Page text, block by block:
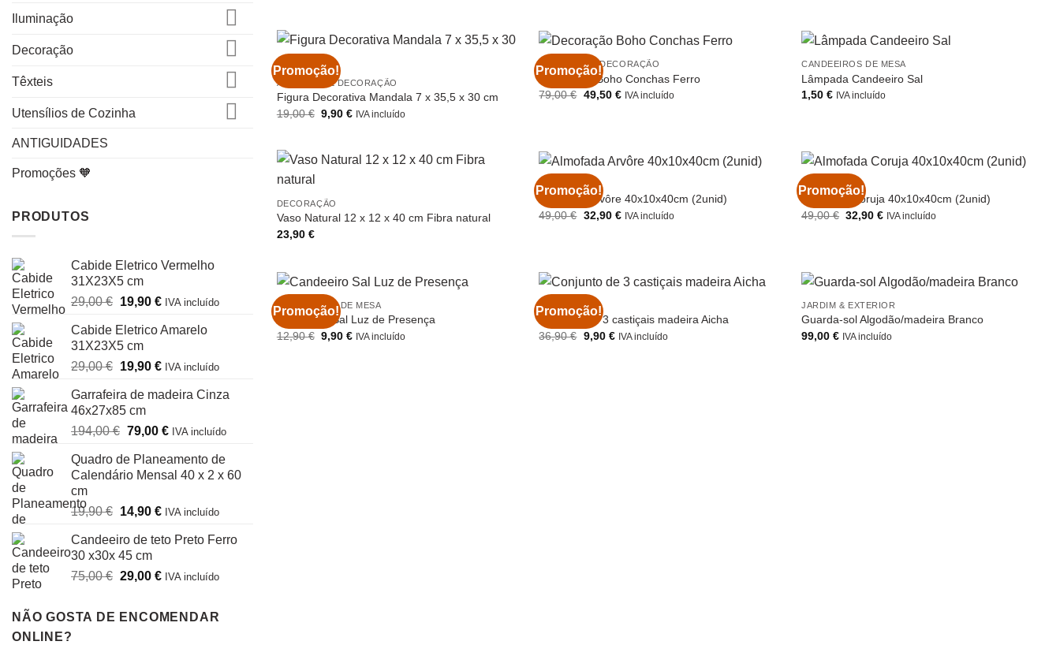
Iluminação
Decoração
Têxteis
Utensílios de Cozinha
ANTIGUIDADES
Promoções 🧡
PRODUTOS
Cabide Eletrico Vermelho
31X23X5 cm
29,00€ O
original
era:
29,00 €.
19,90 €O
atual
19,90 €.
IVA incluído
Cabide Eletrico Amarelo
31X23X5 cm
29,00€ O
original
era:
29,00 €.
19,90 €O
atual
19,90 €.
IVA incluído
Garrafeira de madeira Cinza
46x27x85 cm
194,00€ O
original
era:
79,00 €O
atual
é:
IVA incluído
Quadro de Planeamento de
Calendário Mensal 40 x 2 x 60
cm
19,90€ O
original
era:
19,90 €.
14,90 €O
atual
14,90 €.
IVA incluído
Candeeiro de teto Preto Ferro
30 x30x 45 cm
75,00€ O
era:
29,00 €O
é:
IVA incluído
NÃO GOSTA DE ENCOMENDAR
ONLINE?
55,35 €.24,00 €.
Promoção!
ARTIGOS DE DECORAÇÃO
Figura Decorativa Mandala 7 x 35,5 x 30 cm
19,00€ O
19,00 €.
9,90€O
9,90 €.
IVA incluído
Promoção!
ARTIGOS DE DECORAÇÃO
Decoração Boho Conchas Ferro
79,00€ O
49,50 €OIVA incluído
CANDEEIROS DE MESA
Lâmpada Candeeiro Sal
1,50€ IVA incluído
DECORAÇÃO
Vaso Natural 12 x 12 x 40 cm Fibra natural
23,90 €
Promoção!
ALMOFADAS
Almofada Arvôre 40x10x40cm (2unid)
49,00€ O
32,90 €OIVA incluído
Promoção!
ALMOFADAS
Almofada Coruja 40x10x40cm (2unid)
49,00€ O
32,90€OIVA incluído
Promoção!
CANDEEIROS DE MESA
Candeeiro Sal Luz de Presença
12,90€ O
preço
9,90€OIVA incluído
Promoção!
ILUMINAÇÃO
Conjunto de 3 castiçais madeira Aicha
36,90€ O
preço
9,90 €OIVA incluído
JARDIM & EXTERIOR
Guarda-sol Algodão/madeira Branco
99,00€ IVA incluído